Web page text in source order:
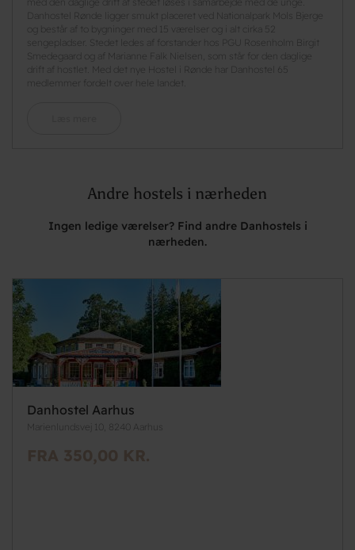
Danhostel Rønde ligger smukt placeret ved Nationalpark Mols Bjerge
og består af to bygninger med 15 værelser og i alt cirka 52
sengepladser. Stedet ledes af forstander hos PGU Rosenholm Birgit
Smedegaard og af Marianne Falk Nielsen, som står for den daglige
drift af hostlet. Med det nye Hostel i Rønde har Danhostel 65
medlemmer fordelt over hele landet.
Andre hostels i nærheden
Ingen ledige værelser? Find andre Danhostels i
nærheden.
Danhostel Aarhus
Marienlundsvej 10, 8240 Aarhus
FRA 350,00 KR.